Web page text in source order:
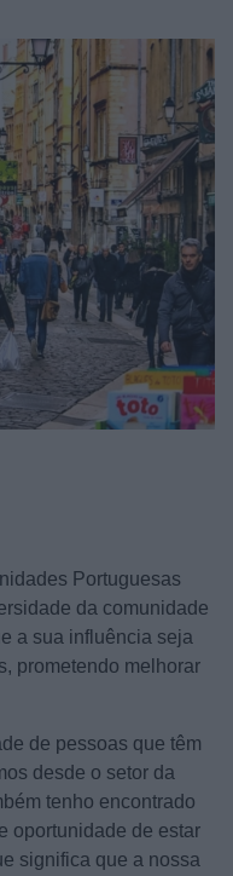
Portuguesas
da comunidade
a sua influência seja
prometendo melhorar
de pessoas que têm
desde o setor da
tenho encontrado
oportunidade de estar
significa que a nossa